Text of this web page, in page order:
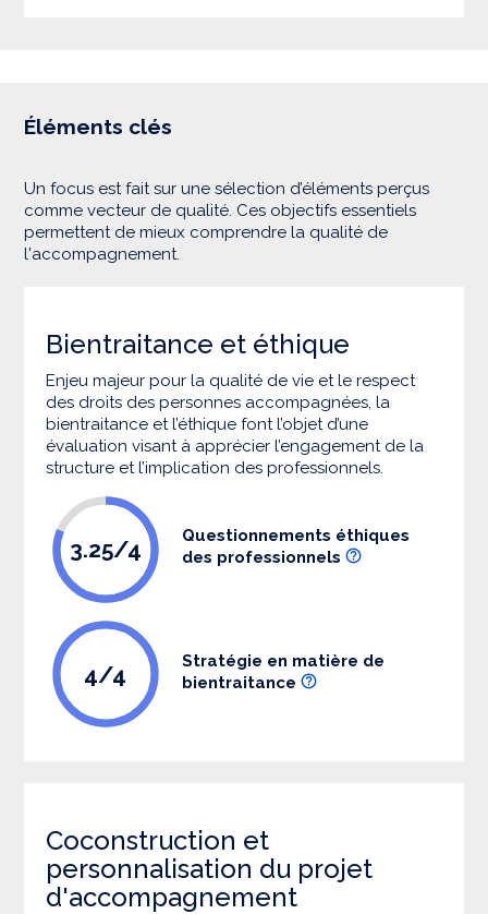
Éléments clés
Un focus est fait sur une sélection d’éléments perçus
comme vecteur de qualité. Ces objectifs essentiels
permettent de mieux comprendre la qualité de
l'accompagnement.
Bientraitance et éthique
Enjeu majeur pour la qualité de vie et le respect
des droits des personnes accompagnées, la
bientraitance et l’éthique font l’objet d’une
évaluation visant à apprécier l’engagement de la
structure et l’implication des professionnels.
3.25/4
Questionnements éthiques
des professionnels
4/4
Stratégie en matière de
bientraitance
Coconstruction et
personnalisation du projet
d'accompagnement